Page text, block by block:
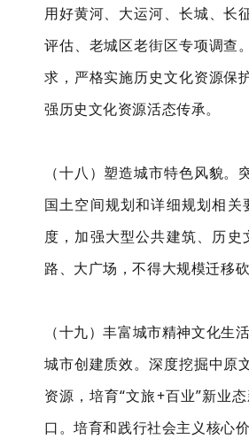
用好黄河、大运河、长城、长
评估、老城区老街区专项调查
求，严格实施历史文化资源保
强历史文化资源活态传承。
（十八）塑造城市特色风貌
国土空间规划和详细规划相
度，加强大型公共建筑、历
路、大广场，不得大规模迁移
（十九）丰富城市精神文化生
城市创建质效。深度挖掘中原
资源，培育“文旅+百业”新业
口。培育和践行社会主义核心